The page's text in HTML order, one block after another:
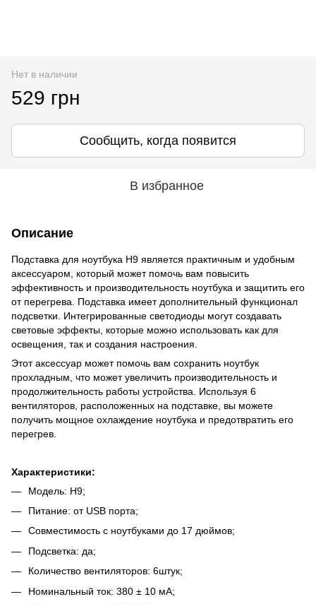
Нет в наличии
529 грн
Сообщить, когда появится
В избранное
Описание
Подставка для ноутбука H9 является практичным и удобным
аксессуаром, который может помочь вам повысить
эффективность и производительность ноутбука и защитить его
от перегрева. Подставка имеет дополнительный функционал
подсветки. Интегрированные светодиоды могут создавать
световые эффекты, которые можно использовать как для
освещения, так и создания настроения.
Этот аксессуар может помочь вам сохранить ноутбук
прохладным, что может увеличить производительность и
продолжительность работы устройства. Используя 6
вентиляторов, расположенных на подставке, вы можете
получить мощное охлаждение ноутбука и предотвратить его
перегрев.
Характеристики:
Модель: H9;
Питание: от USB порта;
Совместимость с ноутбуками до 17 дюймов;
Подсветка: да;
Количество вентиляторов: 6штук;
Номинальный ток: 380 ± 10 мА;